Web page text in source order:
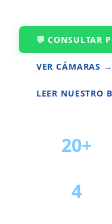
💬 CONSULTAR
VER CÁMARAS →
LEER NUESTRO
20+
4